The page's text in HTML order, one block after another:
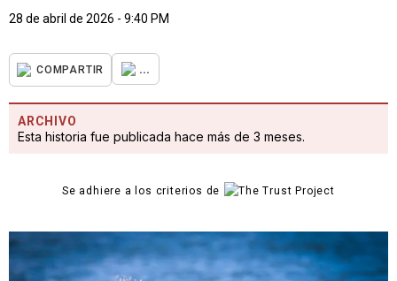
28 de abril de 2026 - 9:40 PM
COMPARTIR ...
ARCHIVO
Esta historia fue publicada hace más de 3 meses.
Se adhiere a los criterios de